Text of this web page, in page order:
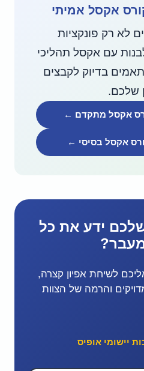
אקסל אמיתי
לא רק פונקציות
עם אקסל תהליכי
בדיוק לקבצים
שלכם.
אקסל מתקדם ←
אקסל בסיסי ←
ידע את כל
לשיחת אפיון קצרה,
והרמה של הצוות
יישומי אופיס